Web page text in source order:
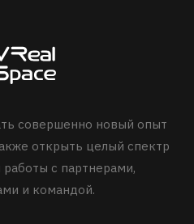
совершенно новый опыт
открыть целый спектр
с партнерами,
и командой.